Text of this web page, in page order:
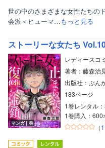
世の中のさまざまな女性たちの
会派＜ヒューマ…もっと見る
ストーリーな女たち
マンガ｜巻
レディースコ
著者：藤森治
出版社：ぶん
183ページ
1巻レンタル
1巻購入：600
（1